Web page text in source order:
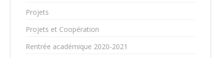
Projets
Projets et Coopération
Rentrée académique 2020-2021